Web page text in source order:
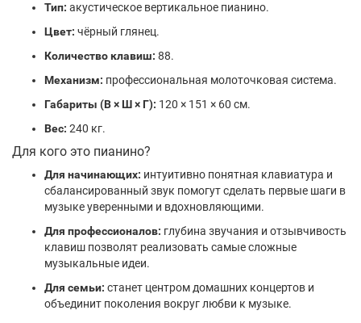
Тип: акустическое вертикальное пианино.
Цвет: чёрный глянец.
Количество клавиш: 88.
Механизм: профессиональная молоточковая система.
Габариты (В × Ш × Г): 120 × 151 × 60 см.
Вес: 240 кг.
Для кого это пианино?
Для начинающих: интуитивно понятная клавиатура и
сбалансированный звук помогут сделать первые шаги в
музыке уверенными и вдохновляющими.
Для профессионалов: глубина звучания и отзывчивость
клавиш позволят реализовать самые сложные
музыкальные идеи.
Для семьи: станет центром домашних концертов и
объединит поколения вокруг любви к музыке.